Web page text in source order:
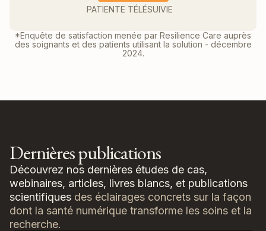
PATIENTE TÉLÉSUIVIE
*Enquête de satisfaction menée par Resilience Care auprès
des soignants et des patients utilisant la solution - décembre
2024.
Dernières publications
Découvrez nos dernières études de cas,
webinaires, articles, livres blancs, et publications
scientifiques des éclairages concrets sur la façon
dont la santé numérique transforme les soins et la
recherche.